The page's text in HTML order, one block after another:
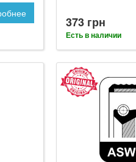
373 грн
Есть в наличии